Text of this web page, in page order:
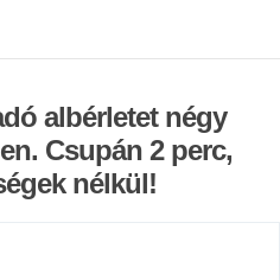
albérletet négy
Csupán 2 perc,
nélkül!